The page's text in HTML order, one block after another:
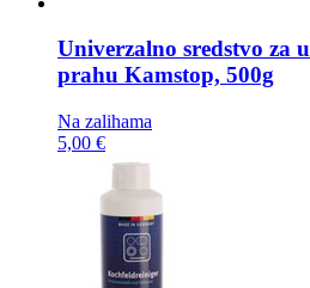
Univerzalno sredstvo za
prahu Kamstop, 500g
Na zalihama
5,00 €